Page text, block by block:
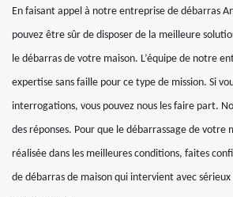
En faisant appel à notre entreprise de débarras
pouvez être sûr de disposer de la meilleure
le débarras de votre maison. L’équipe de notre
expertise sans faille pour ce type de mission. Si
interrogations, vous pouvez nous les faire part.
des réponses. Pour que le débarrassage de votre
réalisée dans les meilleures conditions, faites
de débarras de maison qui intervient avec